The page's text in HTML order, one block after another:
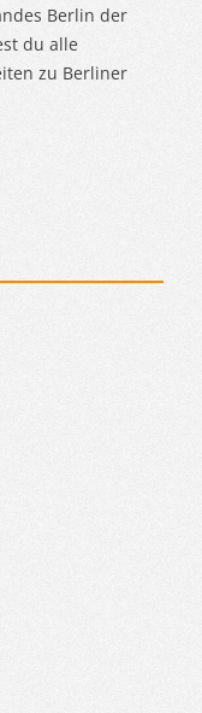
Berlin der
du alle
zu Berliner